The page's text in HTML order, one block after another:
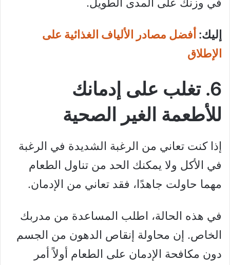
إليك: أفضل مصادر الألياف الغذائية على
الإطلاق
6. تغلب على إدمانك
للأطعمة الغير الصحية
إذا كنت تعاني من الرغبة الشديدة في الرغبة
في الأكل ولا يمكنك الحد من تناول الطعام
مهما حاولت جاهدًا، فقد تعاني من الإدمان.
في هذه الحالة، اطلب المساعدة من مدربك
الخاص. إن محاولة إنقاص الدهون من الجسم
دون مكافحة الإدمان على الطعام أولاً أمر